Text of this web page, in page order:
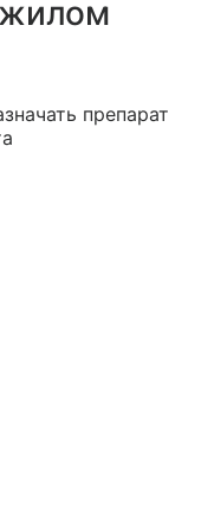
препарат